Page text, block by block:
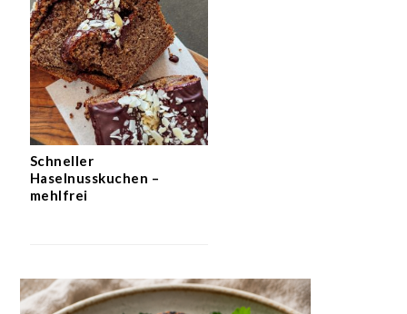
Schneller
Haselnusskuchen –
mehlfrei